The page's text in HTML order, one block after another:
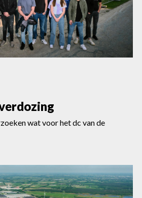
wat voor het dc van de